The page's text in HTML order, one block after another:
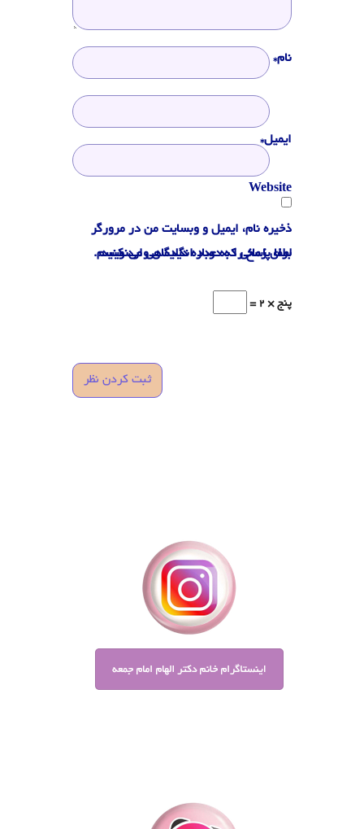
نام*
ایمیل*
Website
ذخیره نام، ایمیل و وبسایت من در مرورگر
برای زمانی که دوباره دیدگاهی می‌نویسم.
لطفا پاسخ را به عدد انگلیسی وارد کنید:
پنج × 2 =